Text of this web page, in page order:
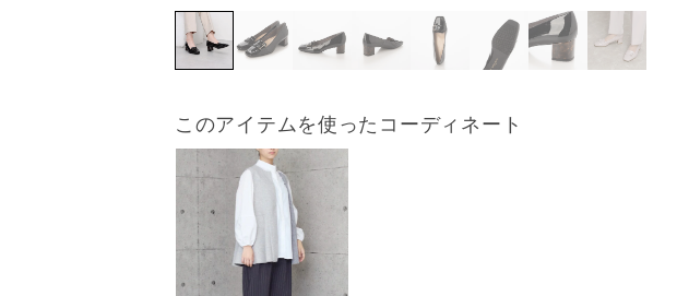
このアイテムを使ったコーディネート